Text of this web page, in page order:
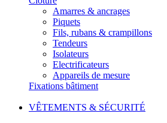
Amarres & ancrages
Piquets
Fils, rubans & crampillons
Tendeurs
Isolateurs
Electrificateurs
Appareils de mesure
Fixations bâtiment
VÊTEMENTS & SÉCURITÉ